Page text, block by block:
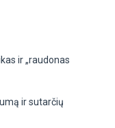
ir „raudonas
ir sutarčių